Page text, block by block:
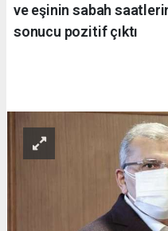
ve eşinin sabah
sonucu pozitif çıktı